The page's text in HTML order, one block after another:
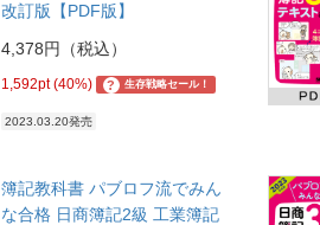
改訂版【PDF版】
4,378円（税込）
1,592pt (40%) ? 生存戦略セール！
2023.03.20発売
簿記教科書 パブロフ流でみん
な合格 日商簿記2級 工業簿記